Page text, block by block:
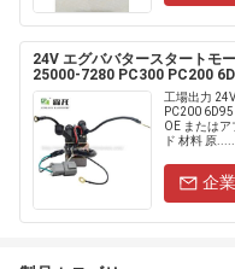
24V エグババタースタートモ
25000-7280 PC300 PC200
工場出力
PC200
OE または
ド 材料 原......
企